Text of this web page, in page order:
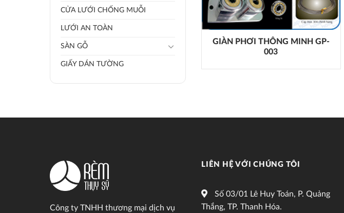
CỬA LƯỚI CHỐNG MUỖI
LƯỚI AN TOÀN
SÀN GỖ
GIẤY DÁN TƯỜNG
GIÀN PHƠI THÔNG MINH GP-
003
Công ty TNHH thương mại dịch vụ
LIÊN HỆ VỚI CHÚNG TÔI
Số 03/01 Lê Huy Toán, P. Quảng
Thắng, TP. Thanh Hóa.